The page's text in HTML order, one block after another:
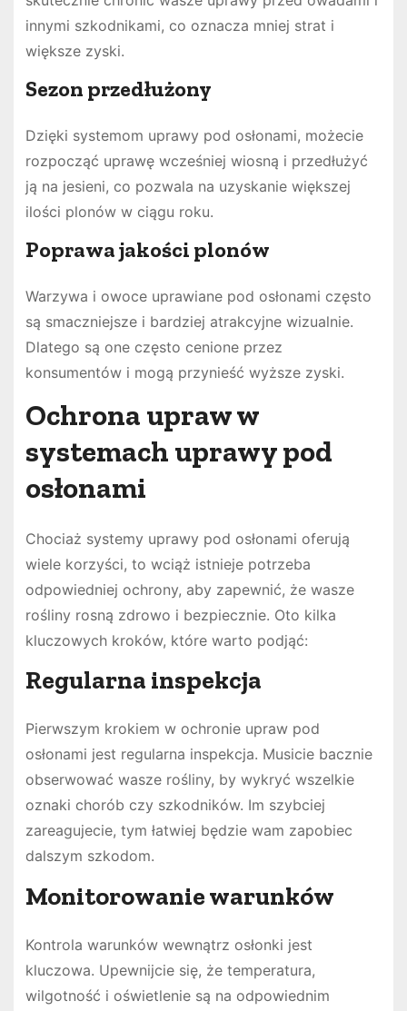
innymi szkodnikami, co oznacza mniej strat i
większe zyski.
Sezon przedłużony
Dzięki systemom uprawy pod osłonami, możecie
rozpocząć uprawę wcześniej wiosną i przedłużyć
ją na jesieni, co pozwala na uzyskanie większej
ilości plonów w ciągu roku.
Poprawa jakości plonów
Warzywa i owoce uprawiane pod osłonami często
są smaczniejsze i bardziej atrakcyjne wizualnie.
Dlatego są one często cenione przez
konsumentów i mogą przynieść wyższe zyski.
Ochrona upraw w
systemach uprawy pod
osłonami
Chociaż systemy uprawy pod osłonami oferują
wiele korzyści, to wciąż istnieje potrzeba
odpowiedniej ochrony, aby zapewnić, że wasze
rośliny rosną zdrowo i bezpiecznie. Oto kilka
kluczowych kroków, które warto podjąć:
Regularna inspekcja
Pierwszym krokiem w ochronie upraw pod
osłonami jest regularna inspekcja. Musicie bacznie
obserwować wasze rośliny, by wykryć wszelkie
oznaki chorób czy szkodników. Im szybciej
zareagujecie, tym łatwiej będzie wam zapobiec
dalszym szkodom.
Monitorowanie warunków
Kontrola warunków wewnątrz osłonki jest
kluczowa. Upewnijcie się, że temperatura,
wilgotność i oświetlenie są na odpowiednim